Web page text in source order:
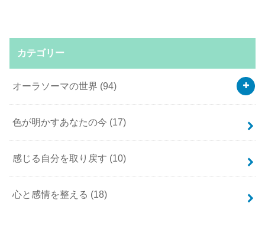
カテゴリー
オーラソーマの世界 (94)
色が明かすあなたの今 (17)
感じる自分を取り戻す (10)
心と感情を整える (18)